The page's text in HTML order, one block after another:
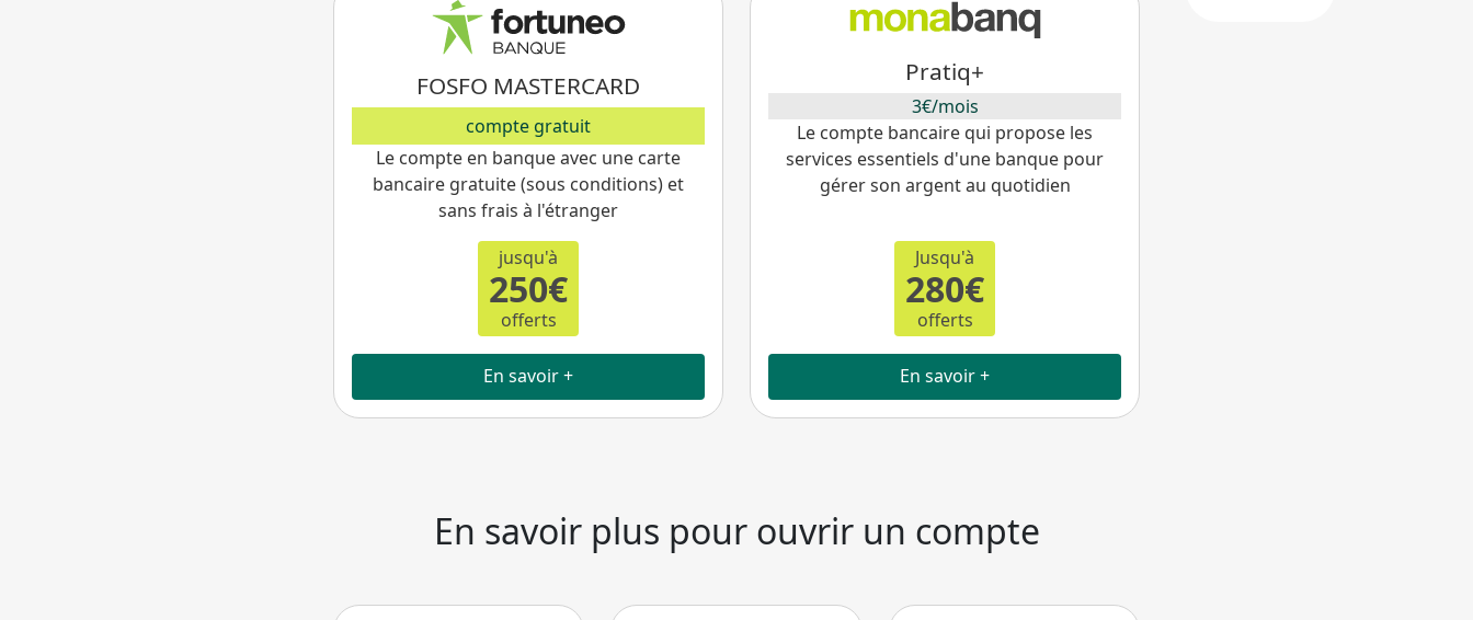
FOSFO MASTERCARD
compte gratuit
Le compte en banque avec une carte
bancaire gratuite (sous conditions) et
sans frais à l'étranger
jusqu'à
250€
offerts
En savoir +
Pratiq+
3€/mois
Le compte bancaire qui propose les
services essentiels d'une banque pour
gérer son argent au quotidien
Jusqu'à
280€
offerts
En savoir +
En savoir plus pour ouvrir un compte